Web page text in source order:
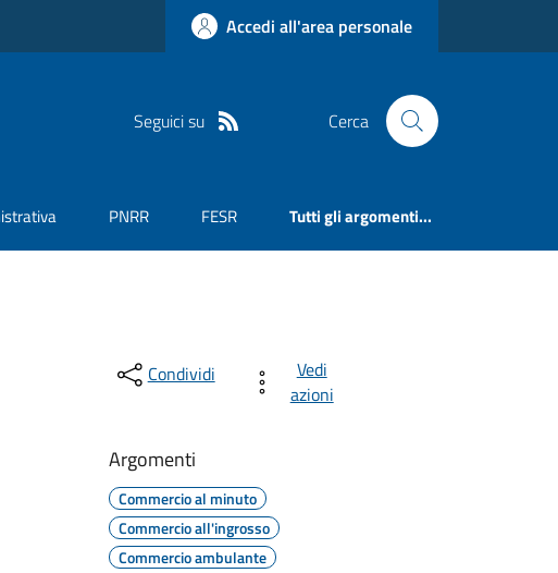
Accedi all'area personale
Seguici su Cerca
PNRR FESR Tutti gli argomenti...
Condividi
Vedi
azioni
Argomenti
Commercio al minuto
Commercio all'ingrosso
Commercio ambulante